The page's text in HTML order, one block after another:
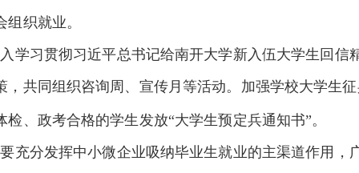
织就业。
学习贯彻习近平总书记给南开大学新入伍大学生回信
共同组织咨询周、宣传月等活动。加强学校大学生
、政考合格的学生发放“大学生预定兵通知书”。
充分发挥中小微企业吸纳毕业生就业的主渠道作用，